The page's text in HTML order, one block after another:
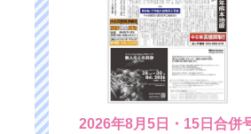
2026年8月5日・15日合併